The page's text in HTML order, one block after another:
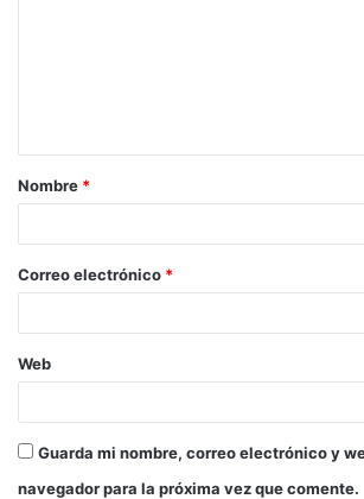
Nombre *
Correo electrónico *
Web
Guarda mi nombre, correo electrónico y
navegador para la próxima vez que comente.